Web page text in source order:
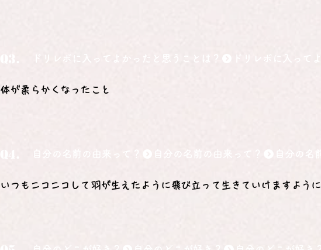
体が柔らかくなったこと
いつもニコニコして羽が生えたように飛び立って生きていけますように